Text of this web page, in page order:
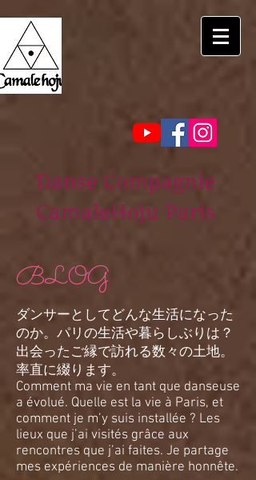
Danse Compagnie
CamaleHoju Paris
BLOG
ダンサーとしてどんな生活になった
のか。パリの生活や暮らしぶりは？
出会ったご縁で訪れる数々の土地。
率直に綴ります。
Comment ma vie en tant que danseuse
a évolué. Quelle est la vie à Paris, et
comment je m’y suis installée ? Les
lieux que j’ai visités grâce aux
rencontres que j’ai faites. Je partage
mes expériences de manière honnête.